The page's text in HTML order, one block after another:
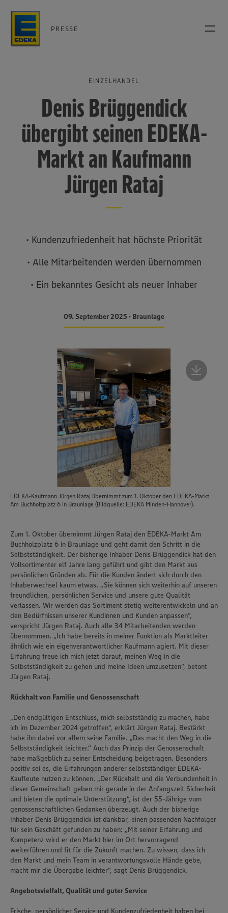
Wir setzen Cookies und andere Technologien ein, um Ihnen
ein bestmögliches Nutzungserlebnis unserer Website zu
ermöglichen. Wir verwenden Ihre Daten, um unsere
PRESSE
EINZELHANDEL
Denis Brüggendick
übergibt seinen EDEKA-
Markt an Kaufmann
Jürgen Rataj
• Kundenzufriedenheit hat höchste Priorität
• Alle Mitarbeitenden werden übernommen
• Ein bekanntes Gesicht als neuer Inhaber
09. September 2025 • Braunlage
EDEKA-Kaufmann Jürgen Rataj übernimmt zum 1. Oktober den EDEKA-Markt
Am Buchholzplatz 6 in Braunlage (Bildquelle: EDEKA Minden-Hannover).
Zum 1. Oktober übernimmt Jürgen Rataj den EDEKA-Markt Am
Buchholzplatz 6 in Braunlage und geht damit den Schritt in die
Selbstständigkeit. Der bisherige Inhaber Denis Brüggendick hat den
Vollsortimenter elf Jahre lang geführt und gibt den Markt aus
persönlichen Gründen ab. Für die Kunden ändert sich durch den
Inhaberwechsel kaum etwas. „Sie können sich weiterhin auf unseren
freundlichen, persönlichen Service und unsere gute Qualität
verlassen. Wir werden das Sortiment stetig weiterentwickeln und an
den Bedürfnissen unserer Kundinnen und Kunden anpassen“,
verspricht Jürgen Rataj. Auch alle 34 Mitarbeitenden werden
übernommen. „Ich habe bereits in meiner Funktion als Marktleiter
ähnlich wie ein eigenverantwortlicher Kaufmann agiert. Mit dieser
Erfahrung freue ich mich jetzt darauf, meinen Weg in die
Selbstständigkeit zu gehen und meine Ideen umzusetzen“, betont
Jürgen Rataj.
Rückhalt von Familie und Genossenschaft
„Den endgültigen Entschluss, mich selbstständig zu machen, habe
ich im Dezember 2024 getroffen“, erklärt Jürgen Rataj. Bestärkt
habe ihn dabei vor allem seine Familie. „Das macht den Weg in die
Selbstständigkeit leichter.“ Auch das Prinzip der Genossenschaft
habe maßgeblich zu seiner Entscheidung beigetragen. Besonders
positiv sei es, die Erfahrungen anderer selbstständiger EDEKA-
Kaufleute nutzen zu können. „Der Rückhalt und die Verbundenheit in
dieser Gemeinschaft geben mir gerade in der Anfangszeit Sicherheit
und bieten die optimale Unterstützung“, ist der 55-Jährige vom
genossenschaftlichen Gedanken überzeugt. Auch der bisherige
Inhaber Denis Brüggendick ist dankbar, einen passenden Nachfolger
für sein Geschäft gefunden zu haben: „Mit seiner Erfahrung und
Kompetenz wird er den Markt hier im Ort hervorragend
weiterführen und fit für die Zukunft machen. Zu wissen, dass ich
den Markt und mein Team in verantwortungsvolle Hände gebe,
macht mir die Übergabe leichter“, sagt Denis Brüggendick.
Angebotsvielfalt, Qualität und guter Service
Frische, persönlicher Service und Kundenzufriedenheit haben bei